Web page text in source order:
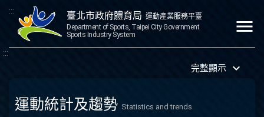
::: 臺北市政府體育局 運動產業服務平臺
Department of Sports, Taipei City Government
Sports Industry System
menu
:::
完整顯示
keyboard_arrow_down
運動統計及趨勢 Statistics and trends